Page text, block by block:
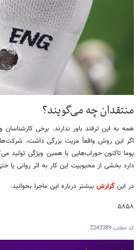
منتقدان چه می‌گویند؟
همه به این ترفند باور ندارند. برخی کارشناسان
اگر این روش واقعاً مزیت بزرگی داشت،
پوما تاکنون جوراب‌هایی با همین ویژگی تولید
دارد بخشی از محبوبیت این کار به اثر روانی یا
در این گزارش بیشتر درباره این ماجرا بخوانید.
۵۸۵۸
کد مطلب2243389